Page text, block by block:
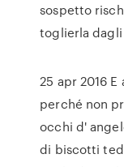
sospetto
toglierla
25 apr 2016
perché non
occhi d'
di biscotti